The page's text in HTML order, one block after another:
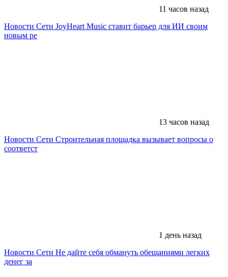
11 часов назад
Новости Сети JoyHeart Music ставит барьер для ИИ своим
новым ре
13 часов назад
Новости Сети Строительная площадка вызывает вопросы о
соответст
1 день назад
Новости Сети Не дайте себя обмануть обещаниями легких
денег за